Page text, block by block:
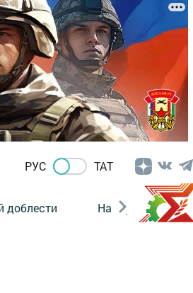
РУС ТАТ
доблести Нацпроекты